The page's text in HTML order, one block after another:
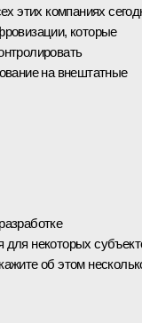
этих компаниях
которые
на внештатные
для некоторых
об этом